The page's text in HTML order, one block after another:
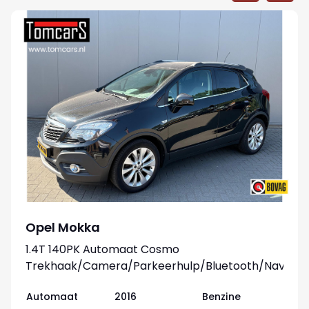
Opel Mokka
1.4T 140PK Automaat Cosmo
Trekhaak/Camera/Parkeerhulp/Bluetooth/
Automaat 2016 Benzine